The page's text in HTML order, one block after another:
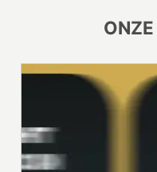
ONZE